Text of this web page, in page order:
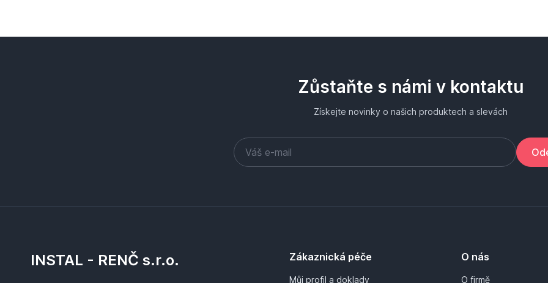
Zůstaňte s námi v kontaktu
Získejte novinky o našich produktech a slevách
INSTAL - RENČ s.r.o. Zákaznická péče
Můj profil a doklady
O nás
O firmě